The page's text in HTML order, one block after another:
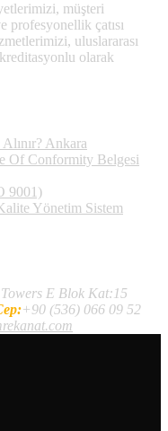
müşteri
çatısı
uluslararası
olarak
Ankara
Of Conformity Belgesi
9001)
Yönetim Sistem
E Blok Kat:15
+90 (536) 066 09 52